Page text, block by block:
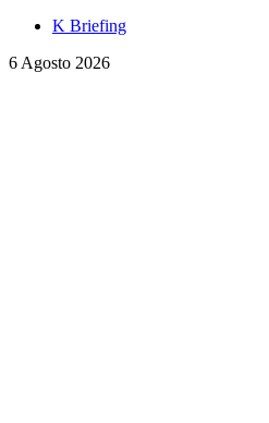
K Briefing
6 Agosto 2026